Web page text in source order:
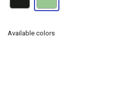
Available colors